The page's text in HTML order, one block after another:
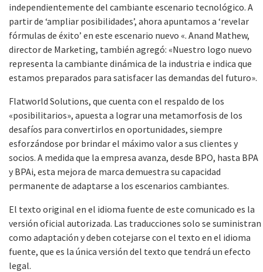
independientemente del cambiante escenario tecnológico. A
partir de ‘ampliar posibilidades’, ahora apuntamos a ‘revelar
fórmulas de éxito’ en este escenario nuevo «. Anand Mathew,
director de Marketing, también agregó: «Nuestro logo nuevo
representa la cambiante dinámica de la industria e indica que
estamos preparados para satisfacer las demandas del futuro».
Flatworld Solutions, que cuenta con el respaldo de los
«posibilitarios», apuesta a lograr una metamorfosis de los
desafíos para convertirlos en oportunidades, siempre
esforzándose por brindar el máximo valor a sus clientes y
socios. A medida que la empresa avanza, desde BPO, hasta BPA
y BPAi, esta mejora de marca demuestra su capacidad
permanente de adaptarse a los escenarios cambiantes.
El texto original en el idioma fuente de este comunicado es la
versión oficial autorizada. Las traducciones solo se suministran
como adaptación y deben cotejarse con el texto en el idioma
fuente, que es la única versión del texto que tendrá un efecto
legal.